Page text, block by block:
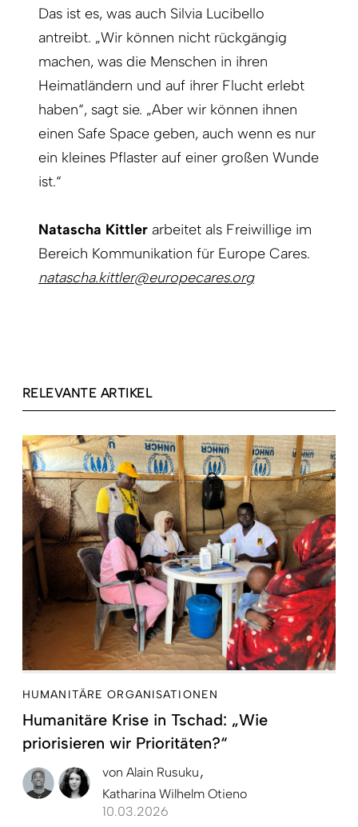
Das ist es, was auch Silvia Lucibello
antreibt. „Wir können nicht rückgängig
machen, was die Menschen in ihren
Heimatländern und auf ihrer Flucht erlebt
haben“, sagt sie. „Aber wir können ihnen
einen Safe Space geben, auch wenn es nur
ein kleines Pflaster auf einer großen Wunde
ist.“
Natascha Kittler arbeitet als Freiwillige im
Bereich Kommunikation für Europe Cares.
natascha.kittler@europecares.org
RELEVANTE ARTIKEL
HUMANITÄRE ORGANISATIONEN
Humanitäre Krise in Tschad: „Wie
priorisieren wir Prioritäten?“
von Alain Rusuku
Katharina Wilhelm Otieno
10.03.2026